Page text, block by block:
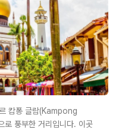
캄퐁 글람(Kampong
로 풍부한 거리입니다. 이곳